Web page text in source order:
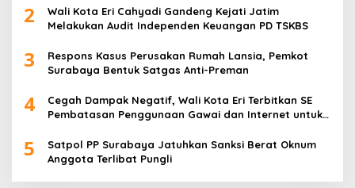
2
Wali Kota Eri Cahyadi Gandeng Kejati Jatim
Melakukan Audit Independen Keuangan PD TSKBS
3
Respons Kasus Perusakan Rumah Lansia, Pemkot
Surabaya Bentuk Satgas Anti-Preman
4
Cegah Dampak Negatif, Wali Kota Eri Terbitkan SE
Pembatasan Penggunaan Gawai dan Internet untuk
5
Satpol PP Surabaya Jatuhkan Sanksi Berat Oknum
Anggota Terlibat Pungli